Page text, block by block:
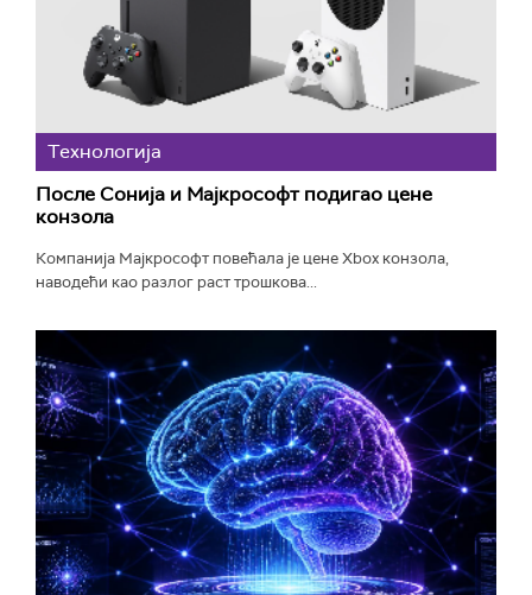
Технологијa
После Сонија и Мајкрософт подигао цене
конзола
Компанија Мајкрософт повећала је цене Xbox конзола,
наводећи као разлог раст трошкова...